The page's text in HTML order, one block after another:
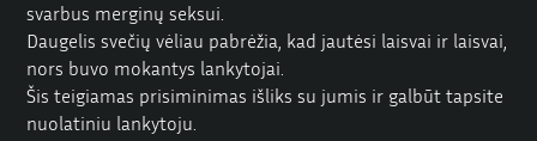
svarbus merginų seksui.
Daugelis svečių vėliau pabrėžia, kad jautėsi laisvai ir laisvai,
nors buvo mokantys lankytojai.
Šis teigiamas prisiminimas išliks su jumis ir galbūt tapsite
nuolatiniu lankytoju.